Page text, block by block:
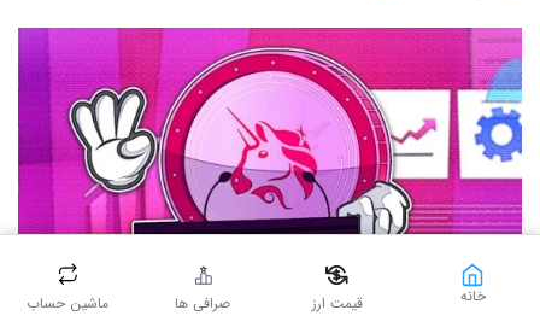
خانه قیمت ارز صرافی ها ماشین حساب